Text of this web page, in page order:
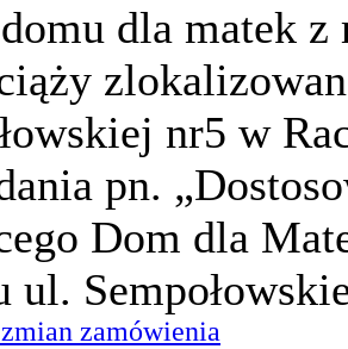
dla matek
nr5 w
pn.
Dom dla
ul.
zamówienia